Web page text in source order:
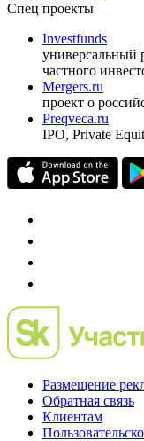
оформить подписку
pro@cbonds.info
Спец проекты
Investfunds
универсальный
частного
проект о
Preqveca.ru